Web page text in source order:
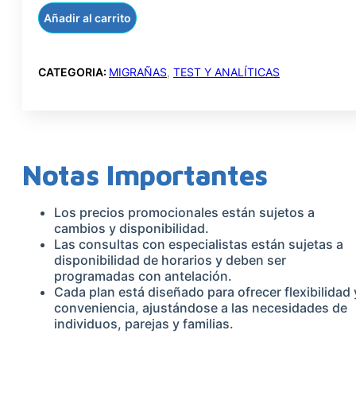
Añadir al carrito
CATEGORIA: MIGRAÑAS, TEST Y ANALÍTICAS
Notas Importantes
Los precios promocionales están sujetos a
cambios y disponibilidad.
Las consultas con especialistas están sujetas a
disponibilidad de horarios y deben ser
programadas con antelación.
Cada plan está diseñado para ofrecer flexibilidad
conveniencia, ajustándose a las necesidades de
individuos, parejas y familias.